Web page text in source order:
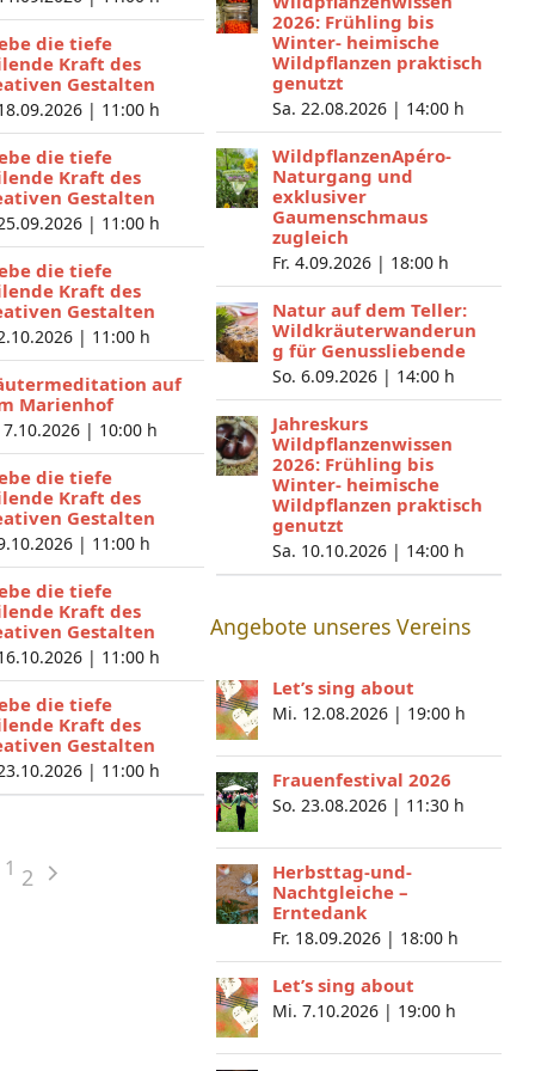
die tiefe
Kraft des
Gestalten
| 11:00 h
die tiefe
Kraft des
Gestalten
| 11:00 h
die tiefe
Kraft des
Gestalten
| 11:00 h
auf
Marienhof
| 10:00 h
die tiefe
Kraft des
Gestalten
| 11:00 h
die tiefe
Kraft des
Gestalten
| 11:00 h
die tiefe
Kraft des
Gestalten
| 11:00 h
1 2
2026: Frühling bis
Winter- heimische
Wildpflanzen praktisch
genutzt
Sa. 22.08.2026 | 14:00 h
WildpflanzenApéro-
Naturgang und
exklusiver
Gaumenschmaus
zugleich
Fr. 4.09.2026 | 18:00 h
Natur auf dem Teller:
Wildkräuterwanderun
g für Genussliebende
So. 6.09.2026 | 14:00 h
Jahreskurs
Wildpflanzenwissen
2026: Frühling bis
Winter- heimische
Wildpflanzen praktisch
genutzt
Sa. 10.10.2026 | 14:00 h
Angebote unseres Vereins
Let’s sing about
Mi. 12.08.2026 | 19:00 h
Frauenfestival 2026
So. 23.08.2026 | 11:30 h
Herbsttag-und-
Nachtgleiche –
Erntedank
Fr. 18.09.2026 | 18:00 h
Let’s sing about
Mi. 7.10.2026 | 19:00 h